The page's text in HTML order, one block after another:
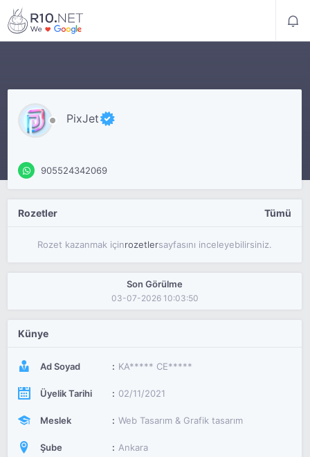
PixJet
905524342069
Rozetler Tümü
Rozet kazanmak içinrozetlersayfasını inceleyebilirsiniz.
Son Görülme
03-07-2026 10:03:50
Künye
Ad Soyad KA***** CE*****
Üyelik Tarihi 02/11/2021
Meslek Web Tasarım & Grafik tasarım
Şube Ankara